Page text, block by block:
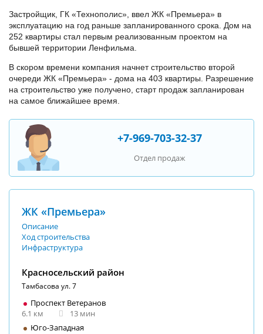
Застройщик, ГК «Технополис», ввел ЖК «Премьера» в
эксплуатацию на год раньше запланированного срока. Дом на
252 квартиры стал первым реализованным проектом на
бывшей территории Ленфильма.
В скором времени компания начнет строительство второй
очереди ЖК «Премьера» - дома на 403 квартиры. Разрешение
на строительство уже получено, старт продаж запланирован
на самое ближайшее время.
+7-969-703-32-37
Отдел продаж
ЖК «Премьера»
Описание
Ход строительства
Инфраструктура
Красносельский район
Тамбасова ул. 7
Проспект Ветеранов
6.1 км
13 мин
Юго-Западная